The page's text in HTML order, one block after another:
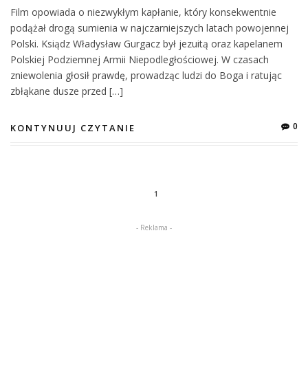
Film opowiada o niezwykłym kapłanie, który konsekwentnie
podążał drogą sumienia w najczarniejszych latach powojennej
Polski. Ksiądz Władysław Gurgacz był jezuitą oraz kapelanem
Polskiej Podziemnej Armii Niepodległościowej. W czasach
zniewolenia głosił prawdę, prowadząc ludzi do Boga i ratując
zbłąkane dusze przed […]
KONTYNUUJ CZYTANIE 0
1
- Reklama -